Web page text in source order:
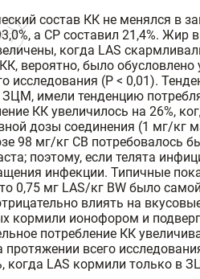
состав КК не менялся в
а CP составил 21,4%.
когда LAS
вероятно, было
исследования (P < 0,01).
ЗЦМ, имели тенденцию
КК увеличилось на 26%,
дозы соединения (1 мг/кг
98 мг/кг СВ потребовалось
поэтому, если телята
инфекции. Типичные
0,75 мг LAS/кг BW было
влиять на
кормили ионофором и
потребление КК
всего
когда LAS кормили только в